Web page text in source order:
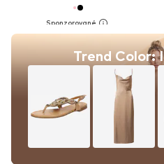
Trend Color: